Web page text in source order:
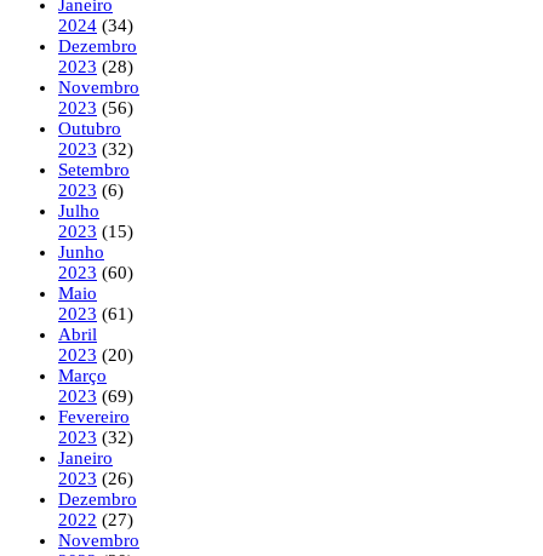
Janeiro
2024 (34)
Dezembro
2023 (28)
Novembro
2023 (56)
Outubro
2023 (32)
Setembro
2023 (6)
Julho
2023 (15)
Junho
2023 (60)
Maio
2023 (61)
Abril
2023 (20)
Março
2023 (69)
Fevereiro
2023 (32)
Janeiro
2023 (26)
Dezembro
2022 (27)
Novembro